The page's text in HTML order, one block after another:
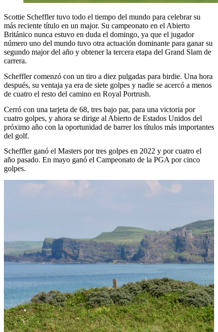
Scottie Scheffler tuvo todo el tiempo del mundo para celebrar su
más reciente título en un major. Su campeonato en el Abierto
Británico nunca estuvo en duda el domingo, ya que el jugador
número uno del mundo tuvo otra actuación dominante para ganar su
segundo major del año y obtener la tercera etapa del Grand Slam de
carrera.
Scheffler comenzó con un tiro a diez pulgadas para birdie. Una hora
después, su ventaja ya era de siete golpes y nadie se acercó a menos
de cuatro el resto del camino en Royal Portrush.
Cerró con una tarjeta de 68, tres bajo par, para una victoria por
cuatro golpes, y ahora se dirige al Abierto de Estados Unidos del
próximo año con la oportunidad de barrer los títulos más importantes
del golf.
Scheffler ganó el Masters por tres golpes en 2022 y por cuatro el
año pasado. En mayo ganó el Campeonato de la PGA por cinco
golpes.